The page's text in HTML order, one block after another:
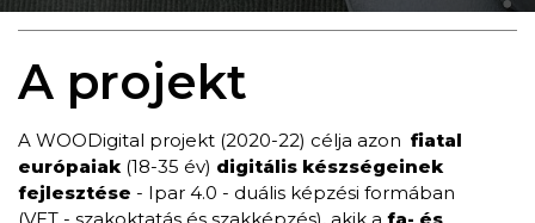
A projekt
A WOODigital projekt (2020-22) célja azon fiatal
európaiak(18-35 év) digitális készségeinek
fejlesztése - Ipar 4.0 - duális képzési formában